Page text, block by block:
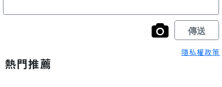
隱私權政策
熱門推薦